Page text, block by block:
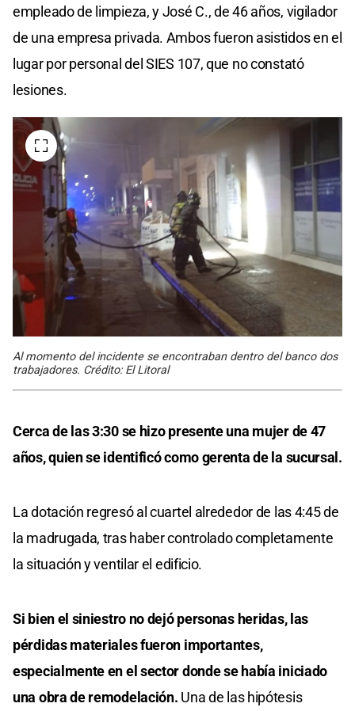
empleado de limpieza, y José C., de 46 años, vigilador
de una empresa privada. Ambos fueron asistidos en el
lugar por personal del SIES 107, que no constató
lesiones.
Al momento del incidente se encontraban dentro del banco dos
trabajadores. Crédito: El Litoral
Cerca de las 3:30 se hizo presente una mujer de 47
años, quien se identificó como gerenta de la sucursal.
La dotación regresó al cuartel alrededor de las 4:45 de
la madrugada, tras haber controlado completamente
la situación y ventilar el edificio.
Si bien el siniestro no dejó personas heridas, las
pérdidas materiales fueron importantes,
especialmente en el sector donde se había iniciado
una obra de remodelación. Una de las hipótesis